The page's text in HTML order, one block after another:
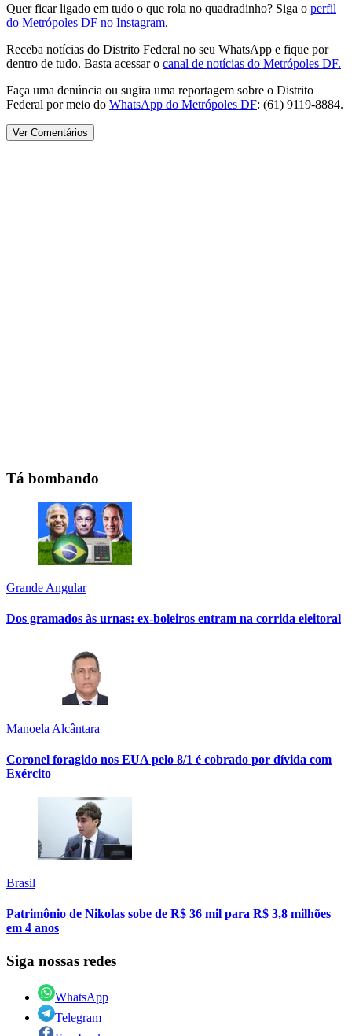
Quer ficar ligado em tudo o que rola no quadradinho? Siga o perfil
do Metrópoles DF no Instagram.
Receba notícias do Distrito Federal no seu WhatsApp e fique por
dentro de tudo. Basta acessar o canal de notícias do Metrópoles DF.
Faça uma denúncia ou sugira uma reportagem sobre o Distrito
Federal por meio do WhatsApp do Metrópoles DF: (61) 9119-8884.
Ver Comentários
Tá bombando
Grande Angular
Dos gramados às urnas: ex-boleiros entram na corrida eleitoral
Manoela Alcântara
Coronel foragido nos EUA pelo 8/1 é cobrado por dívida com
Exército
Brasil
Patrimônio de Nikolas sobe de R$ 36 mil para R$ 3,8 milhões
em 4 anos
Siga nossas redes
WhatsApp
Telegram